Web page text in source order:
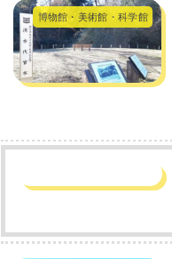
博物館・美術館・科学館